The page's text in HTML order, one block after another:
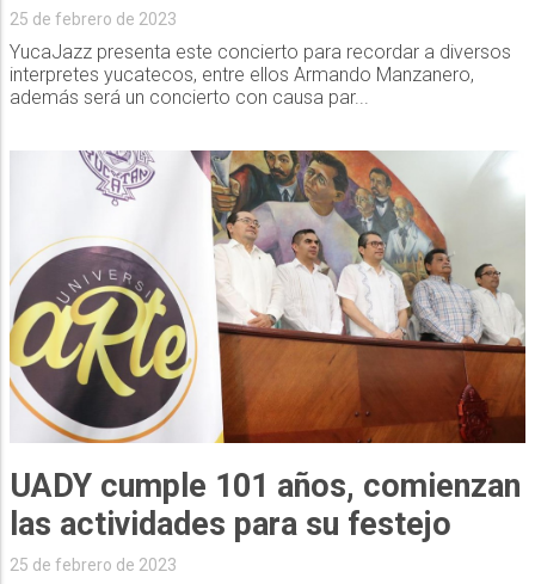
25 de febrero de 2023
YucaJazz presenta este concierto para recordar a diversos
interpretes yucatecos, entre ellos Armando Manzanero,
además será un concierto con causa par...
UADY cumple 101 años, comienzan
las actividades para su festejo
25 de febrero de 2023